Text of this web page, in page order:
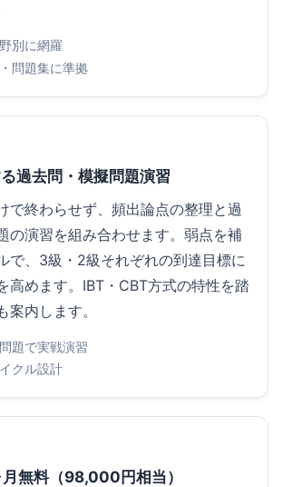
別に網羅
問題集に準拠
過去問・模擬問題演習
で終わらせず、頻出論点の整理と過
の演習を組み合わせます。弱点を補
で、3級・2級それぞれの到達目標に
高めます。IBT・CBT方式の特性を踏
案内します。
題で実戦演習
クル設計
無料（98,000円相当）